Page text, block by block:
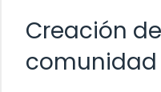
Creación